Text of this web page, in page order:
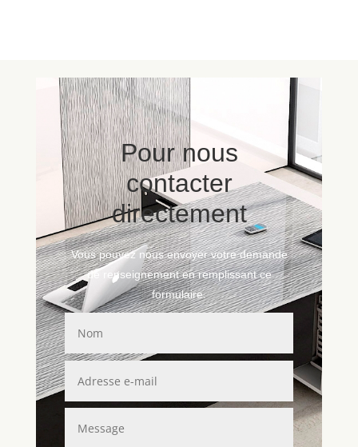
Pour nous
contacter
directement
Vous pouvez nous envoyer votre demande
de renseignement en remplissant ce
formulaire.